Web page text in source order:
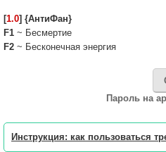
[1.0] {АнтиФан}
F1 ~ Бесмертие
F2 ~ Бесконечная энергия
Пароль на
Инструкция: как пользоваться